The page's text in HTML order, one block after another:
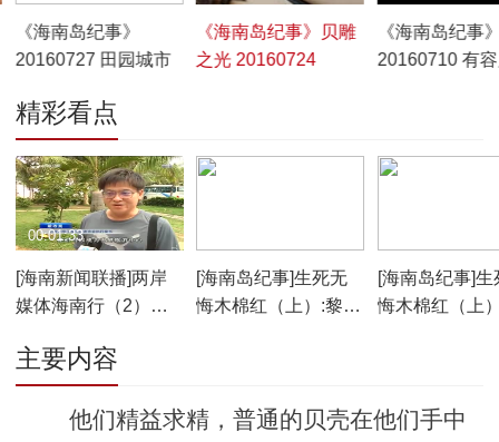
《海南岛纪事》
20160727 田园城市
《海南岛纪事》贝雕
之光 20160724
《海南岛纪事
20160710 有
精彩看点
[海南新闻联播]两岸
媒体海南行（2）：
际旅游岛新变化
00:01:33
[海南岛纪事]生死无
悔木棉红（上）:黎定
[海南岛纪事]生
悔木棉红（上
主要内容
他们精益求精，普通的贝壳在他们手中